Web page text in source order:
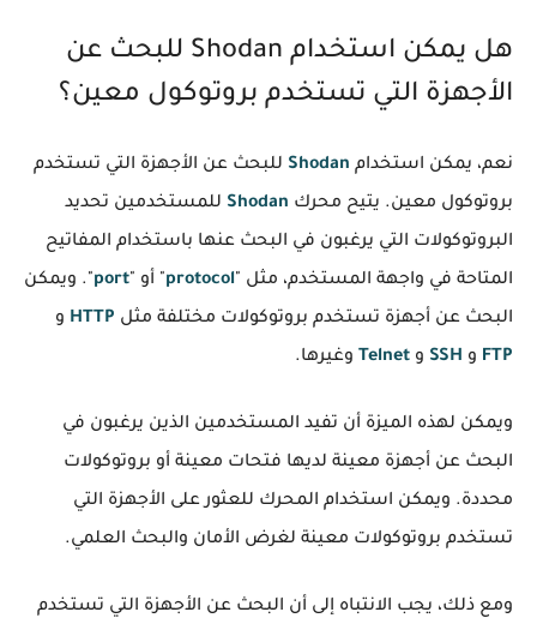
هل يمكن استخدام Shodan للبحث عن
الأجهزة التي تستخدم بروتوكول معين؟
نعم، يمكن استخدام Shodan للبحث عن الأجهزة التي تستخدم
بروتوكول معين. يتيح محرك Shodan للمستخدمين تحديد
البروتوكولات التي يرغبون في البحث عنها باستخدام المفاتيح
المتاحة في واجهة المستخدم، مثل "protocol" أو "port". ويمكن
البحث عن أجهزة تستخدم بروتوكولات مختلفة مثل HTTP و
FTP و SSH و Telnet وغيرها.
ويمكن لهذه الميزة أن تفيد المستخدمين الذين يرغبون في
البحث عن أجهزة معينة لديها فتحات معينة أو بروتوكولات
محددة. ويمكن استخدام المحرك للعثور على الأجهزة التي
تستخدم بروتوكولات معينة لغرض الأمان والبحث العلمي.
ومع ذلك، يجب الانتباه إلى أن البحث عن الأجهزة التي تستخدم